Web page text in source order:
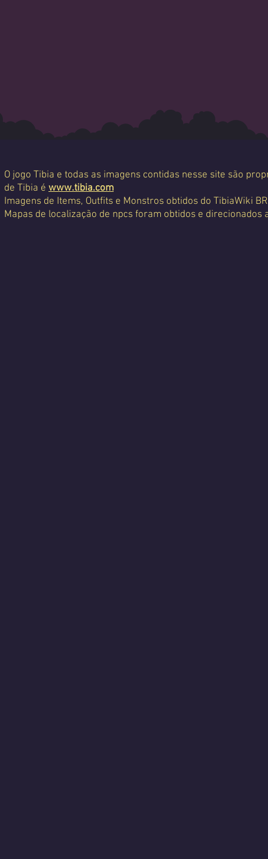
O jogo Tibia e todas as imagens contidas nesse site são
de Tibia é www.tibia.com
Imagens de Items, Outfits e Monstros obtidos do TibiaWiki
Mapas de localização de npcs foram obtidos e direcionados